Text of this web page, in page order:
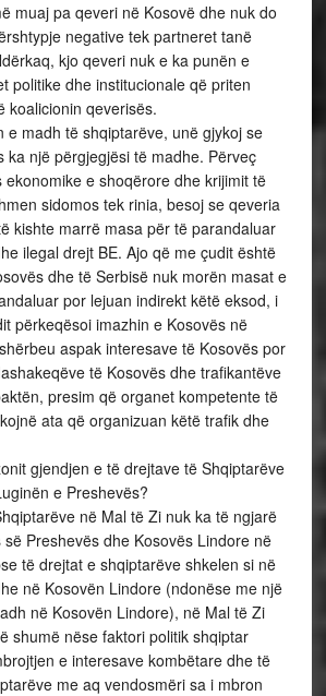
muaj pa qeveri në Kosovë dhe nuk do
negative tek partneret tanë
kjo qeveri nuk e ka punën e
politike dhe institucionale që priten
koalicionin qeverisës.
e madh të shqiptarëve, unë gjykoj se
ka një përgjegjësi të madhe. Përveç
ekonomike e shoqërore dhe krijimit të
sidomos tek rinia, besoj se qeveria
kishte marrë masa për të parandaluar
ilegal drejt BE. Ajo që me çudit është
dhe të Serbisë nuk morën masat e
por lejuan indirekt këtë eksod, i
përkeqësoi imazhin e Kosovës në
aspak interesave të Kosovës por
të Kosovës dhe trafikantëve
presim që organet kompetente të
ata që organizuan këtë trafik dhe
gjendjen e të drejtave të Shqiptarëve
e Preshevës?
në Mal të Zi nuk ka të ngjarë
Preshevës dhe Kosovës Lindore në
të drejtat e shqiptarëve shkelen si në
në Kosovën Lindore (ndonëse me një
në Kosovën Lindore), në Mal të Zi
shumë nëse faktori politik shqiptar
e interesave kombëtare dhe të
me aq vendosmëri sa i mbron